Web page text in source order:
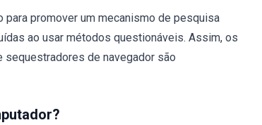
promover um mecanismo de pesquisa
ao usar métodos questionáveis. Assim, os
de navegador são